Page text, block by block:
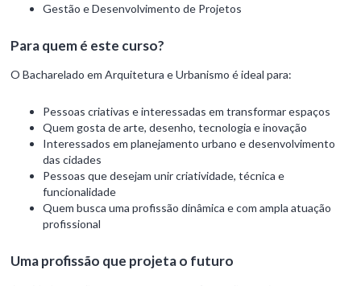
Gestão e Desenvolvimento de Projetos
Para quem é este curso?
O Bacharelado em Arquitetura e Urbanismo é ideal para:
Pessoas criativas e interessadas em transformar espaços
Quem gosta de arte, desenho, tecnologia e inovação
Interessados em planejamento urbano e desenvolvimento
das cidades
Pessoas que desejam unir criatividade, técnica e
funcionalidade
Quem busca uma profissão dinâmica e com ampla atuação
profissional
Uma profissão que projeta o futuro